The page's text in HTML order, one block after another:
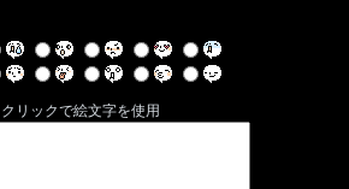
クリックで絵文字を使用